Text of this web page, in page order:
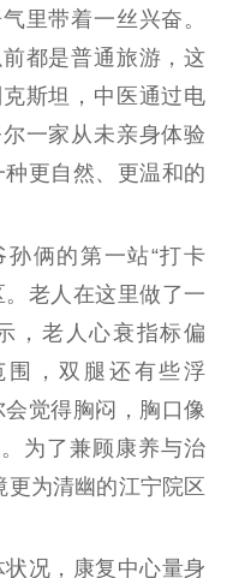
文化传承
文化产业
紫艺舞台
全民国防教育
里带着一丝兴奋。
都是普通旅游，这
斯坦，中医通过电
一家从未亲身体验
更自然、更温和的
俩的第一站“打卡
老人在这里做了一
，老人心衰指标偏
，双腿还有些浮
觉得胸闷，胸口像
为了兼顾康养与治
为清幽的江宁院区
况，康复中心量身